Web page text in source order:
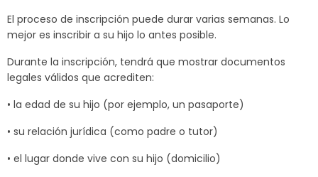
El proceso de inscripción puede durar varias semanas. Lo
mejor es inscribir a su hijo lo antes posible.
Durante la inscripción, tendrá que mostrar documentos
legales válidos que acrediten:
• la edad de su hijo (por ejemplo, un pasaporte)
• su relación jurídica (como padre o tutor)
• el lugar donde vive con su hijo (domicilio)